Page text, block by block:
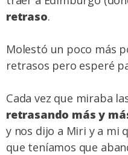
retraso.
Molestó un poco más
retrasos pero esperé
Cada vez que miraba
retrasando más y
y nos dijo a Miri y a mi
que teníamos que